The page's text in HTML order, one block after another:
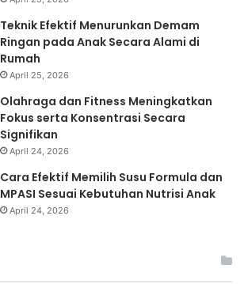
Teknik Efektif Menurunkan Demam
Ringan pada Anak Secara Alami di
Rumah
April 25, 2026
Olahraga dan Fitness Meningkatkan
Fokus serta Konsentrasi Secara
Signifikan
April 24, 2026
Cara Efektif Memilih Susu Formula dan
MPASI Sesuai Kebutuhan Nutrisi Anak
April 24, 2026